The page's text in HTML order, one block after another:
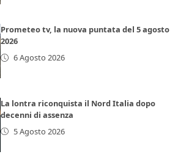
Prometeo tv, la nuova puntata del 5 agosto
2026
6 Agosto 2026
La lontra riconquista il Nord Italia dopo
decenni di assenza
5 Agosto 2026